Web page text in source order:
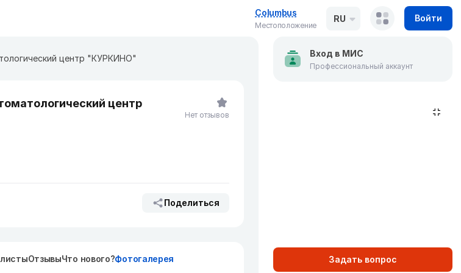
Columbus
Местоположение
RU Войти
центр "КУРКИНО"
центр
Поделиться
Нет отзывов
ОтзывыЧто нового?Фотогалерея
Вход в МИС
Профессиональный аккаунт
Задать вопрос